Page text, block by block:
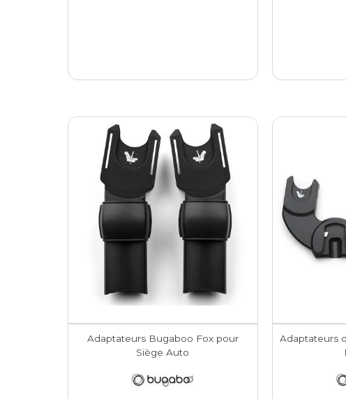
Adaptateurs Bugaboo Fox pour
Siège Auto
Adaptateurs